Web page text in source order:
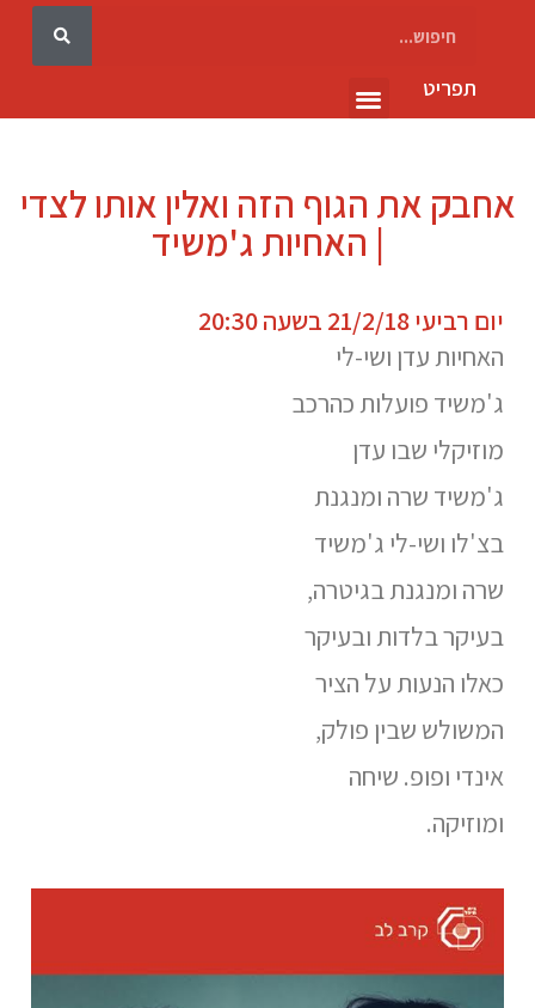
תפריט
אחבק את הגוף הזה ואלין אותו לצדי
| האחיות ג'משיד
יום רביעי 21/2/18 בשעה 20:30
האחיות עדן ושי-לי
ג'משיד פועלות כהרכב
מוזיקלי שבו עדן
ג'משיד שרה ומנגנת
בצ'לו ושי-לי ג'משיד
שרה ומנגנת בגיטרה,
בעיקר בלדות ובעיקר
כאלו הנעות על הציר
המשולש שבין פולק,
אינדי ופופ. שיחה
ומוזיקה.